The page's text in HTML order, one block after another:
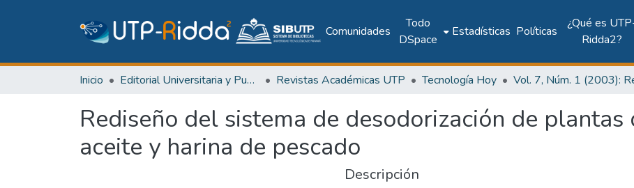
Comunidades
Todo
DSpace
Estadísticas Políticas
¿Qué es
Ridda2?
Inicio Editorial Universitaria y Publicaciones Seriadas Revistas Académicas UTP Tecnología Hoy
Rediseño del sistema de desodorización de
aceite y harina de pescado
Descripción